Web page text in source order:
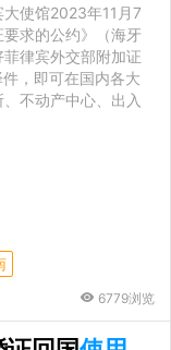
使馆2023年11月7
求的公约》（海牙
律宾外交部附加证
，即可在国内各大
不动产中心、出入
6779浏览